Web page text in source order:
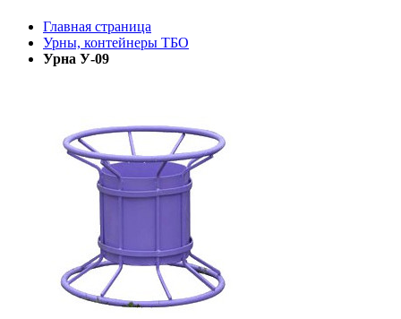
Главная страница
Урны, контейнеры ТБО
Урна У-09